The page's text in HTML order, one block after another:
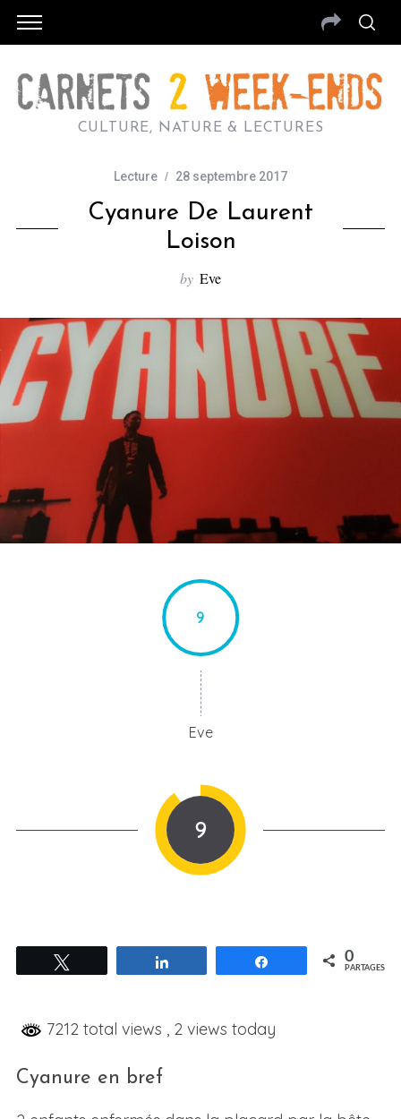
CULTURE, NATURE & LECTURES
Lecture 28 septembre 2017
Cyanure De Laurent
Loison
by Eve
9
Eve
9
Partagez 0
PARTAGES
7212 total views , 2 views today
Cyanure en bref